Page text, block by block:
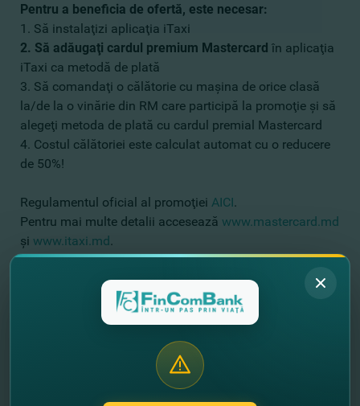
Pentru a beneficia de ofertă, este necesar:
1. Să instalaţizi aplicaţia iTaxi
2. Să adăugaţi cardul premium Mastercard în aplicaţia
iTaxi ca metodă de plată
3. Să comandaţi o călătorie cu maşina de orice clasă
la/de la o vinărie din RM care participă la promoţie şi să
alegeţi metoda de plată cu cardul premial Mastercard
4. Costul călătoriei este calculat automat cu o reducere
de 50%!
Regulamentul oficial al promoţiei AICI.
Pentru mai multe detalii accesează www.mastercard.md
şi www.itaxi.md.
FinComBank – Într-un pas prin viaţă!
Alte noutăţi